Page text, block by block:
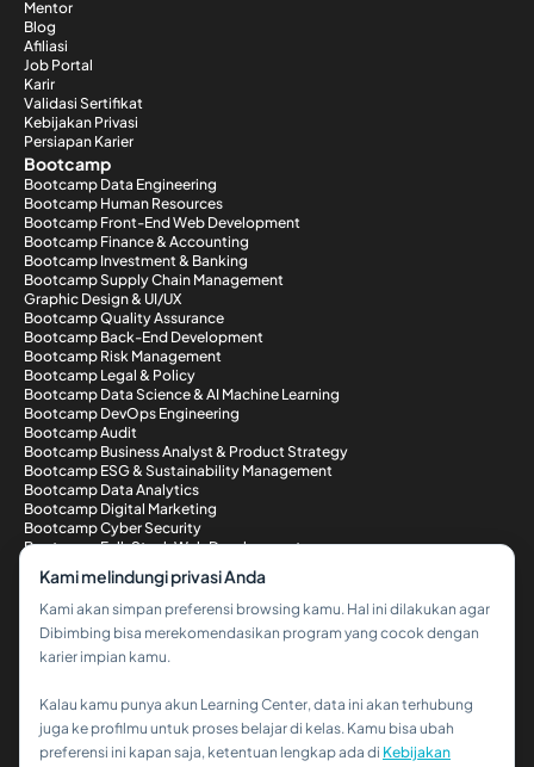
Hi!👋
Kalau kamu butuh bantuan,
Mentor
Blog
Afiliasi
Job Portal
Karir
Validasi Sertifikat
Kebijakan Privasi
Persiapan Karier
Bootcamp
Bootcamp Data Engineering
Bootcamp Human Resources
Bootcamp Front-End Web Development
Bootcamp Finance & Accounting
Bootcamp Investment & Banking
Bootcamp Supply Chain Management
Graphic Design & UI/UX
Bootcamp Quality Assurance
Bootcamp Back-End Development
Bootcamp Risk Management
Bootcamp Legal & Policy
Bootcamp Data Science & AI Machine Learning
Bootcamp DevOps Engineering
Bootcamp Audit
Bootcamp Business Analyst & Product Strategy
Bootcamp ESG & Sustainability Management
Bootcamp Data Analytics
Bootcamp Digital Marketing
Bootcamp Cyber Security
Bootcamp Full-Stack Web Development
Metode Pembayaran
Kami melindungi privasi Anda
Kami akan simpan preferensi browsing kamu. Hal ini dilakukan agar
Dibimbing bisa merekomendasikan program yang cocok dengan
karier impian kamu.
Kalau kamu punya akun Learning Center, data ini akan terhubung
juga ke profilmu untuk proses belajar di kelas. Kamu bisa ubah
preferensi ini kapan saja, ketentuan lengkap ada di Kebijakan